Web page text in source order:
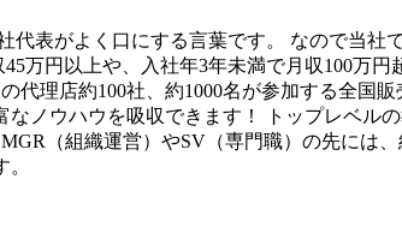
表がよく口にする言葉です。 なので当社
万円以上や、入社年3年未満で月収100万円
理店約100社、約1000名が参加する全国
ノウハウを吸収できます！ トップレベル
（組織運営）やSV（専門職）の先には